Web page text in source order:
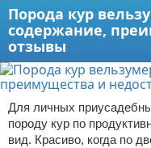
Порода кур
содержание,
отзывы
Для личных
породу кур по
вид. Красиво, когда по